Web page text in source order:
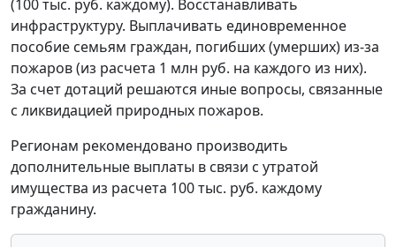
(100 тыс. руб. каждому). Восстанавливать
инфраструктуру. Выплачивать единовременное
пособие семьям граждан, погибших (умерших) из-за
пожаров (из расчета 1 млн руб. на каждого из них).
За счет дотаций решаются иные вопросы, связанные
с ликвидацией природных пожаров.
Регионам рекомендовано производить
дополнительные выплаты в связи с утратой
имущества из расчета 100 тыс. руб. каждому
гражданину.